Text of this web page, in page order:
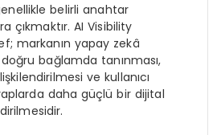
belirli anahtar
çıkmaktır. AI Visibility
markanın yapay zekâ
bağlamda tanınması,
ve kullanıcı
daha güçlü bir dijital